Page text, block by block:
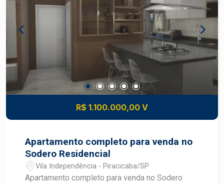
-Entrada de serviço. -Lavanderia (c/ armários). -
Banheiro de serviço. -Piso Superior: -Ampla sala
de estar. -Lavabo. -Suíte c/ banheira de hidro e
closet. -Área Gourmet com churrasqueira. -
Banheiro externo completo. -Área de depósito. -
Piscina com deck. -Acesso exclusivo pelo
elevador.
R$ 1.100.000,00 V
Apartamento completo para venda no
Sodero Residencial
Vila Independência - Piracicaba/SP
Apartamento completo para venda no Sodero